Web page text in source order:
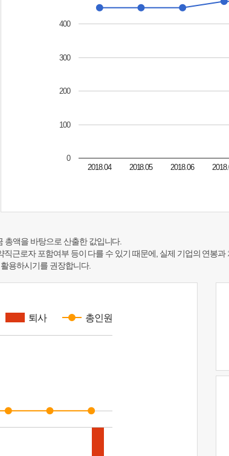
2018.04 2018.05 2018.06
0
100
200
300
400
총액을 바탕으로 산출한 값입니다.
근로자 포함여부 등이 다를 수 있기 때문에, 실제 기업의 연봉과
용하시기를 권장합니다.
퇴사 총인원